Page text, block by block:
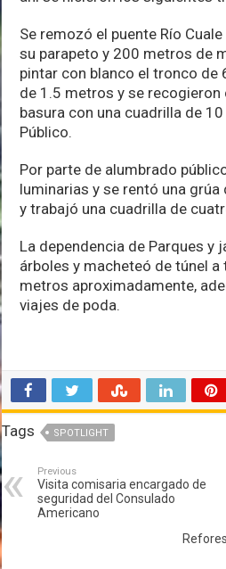
Se remozó el puente Río
su parapeto y 200 metros de
pintar con blanco el tronco de
de 1.5 metros y se
basura con una cuadrilla de
Público.
Por parte de alumbrado
luminarias y se rentó una
y trabajó una cuadrilla de
La dependencia de Parques y
árboles y macheteó de túnel a
metros aproximadamente,
viajes de poda.
Tags SPOTLIGHT
Previous
Visita comisaria encargado de
seguridad del Consulado
Americano